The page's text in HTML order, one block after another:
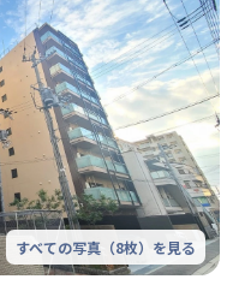
すべての写真（8枚）を見る